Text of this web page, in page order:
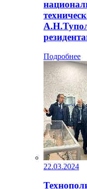
Подробнее
22.03.2024